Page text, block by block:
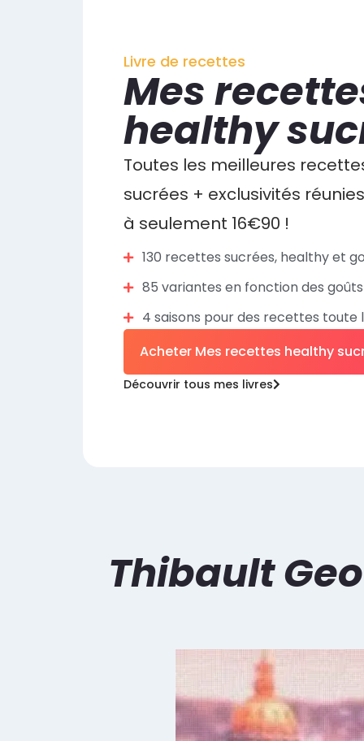
Livre de recettes
Mes
healthy
Toutes les meilleures
sucrées + exclusivités
à seulement 16€90 !
130 recettes sucrées, healthy et
85 variantes en fonction des
4 saisons pour des recettes toute
Acheter Mes recettes healthy
Découvrir tous mes livres
Thibault